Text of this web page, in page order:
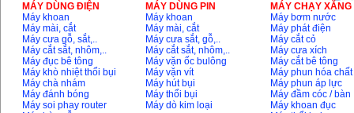
MÁY DÙNG ĐIỆN
Máy khoan
Máy mài, cắt
Máy cưa gỗ, sắt,..
Máy cắt sắt, nhôm,..
Máy đục bê tông
Máy khò nhiệt thổi bụi
Máy chà nhám
Máy đánh bóng
Máy soi phay router
MÁY DÙNG PIN
Máy khoan
Máy mài, cắt
Máy cưa sắt, gỗ,..
Máy cắt sắt, nhôm,..
Máy vặn ốc bulông
Máy vặn vít
Máy hút bụi
Máy thổi bụi
Máy dò kim loại
MÁY CHẠY
Máy bơm nước
Máy phát điện
Máy cắt cỏ
Máy cưa xích
Máy cắt bê tông
Máy phun hóa chất
Máy phun áp lực
Máy đầm cóc / bàn
Máy khoan đục